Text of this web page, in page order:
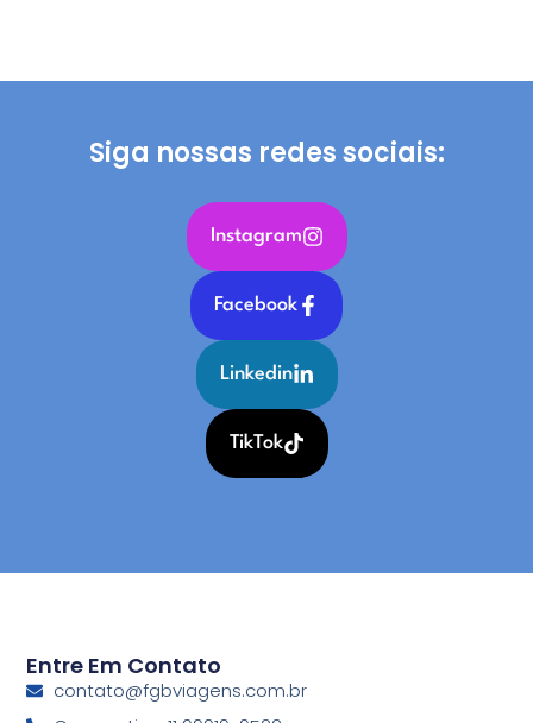
Siga nossas redes sociais:
Instagram
Facebook
Linkedin
TikTok
Entre Em Contato
contato@fgbviagens.com.br